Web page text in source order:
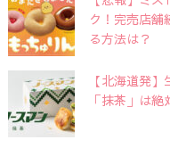
ク！完売店
る方法は？
【北海道発
「抹茶」は